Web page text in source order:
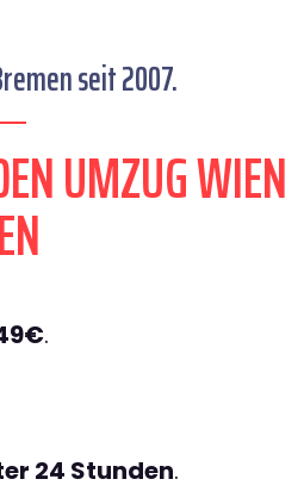
seit 2007.
UMZUG WIEN
.
24 Stunden.